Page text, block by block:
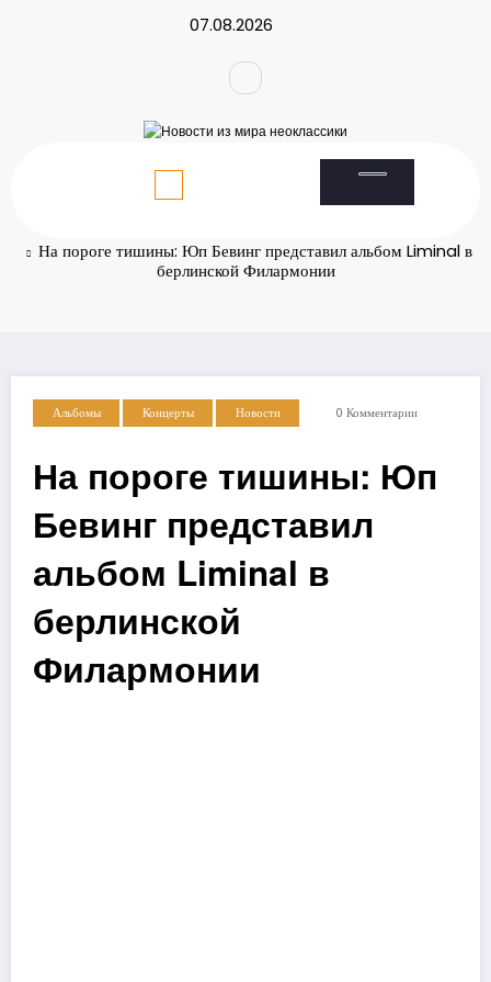
07.08.2026
На пороге тишины: Юп Бевинг представил альбом Liminal в
берлинской Филармонии
Альбомы Концерты Новости 0 Комментарии
На пороге тишины: Юп
Бевинг представил
альбом Liminal в
берлинской
Филармонии